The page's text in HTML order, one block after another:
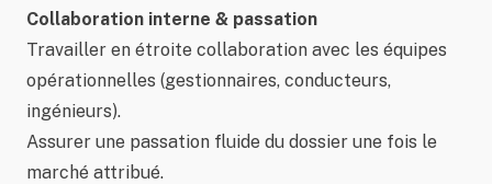
Collaboration interne & passation
Travailler en étroite collaboration avec les équipes
opérationnelles (gestionnaires, conducteurs,
ingénieurs).
Assurer une passation fluide du dossier une fois le
marché attribué.